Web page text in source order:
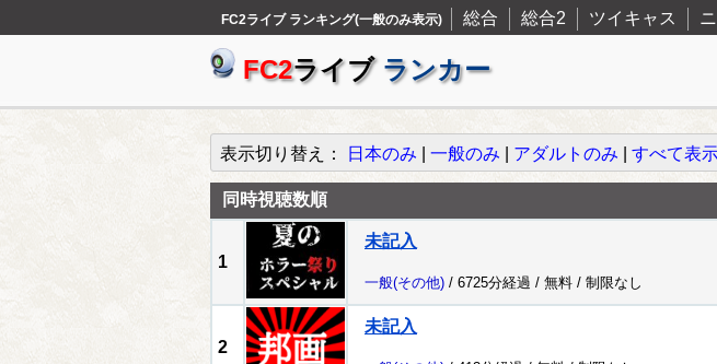
FC2ライブ ランキング(一般のみ表示) 総合 総合2 ツイキャス
FC2ライブ ランカー
表示切り替え： 日本のみ 一般のみ アダルトのみ すべて表
同時視聴数順
1
未記入
一般(その他) / 6725分経過 / 無料 / 制限なし
2
未記入